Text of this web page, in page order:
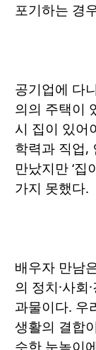
포기하는 경
공기업에 다
의의 주택이
시 집이 있어
학력과 직업,
만났지만 ‘집
가지 못했다.
배우자 만남
의 정치·사회
과물이다. 우
생활의 결합
슷한 눈높이